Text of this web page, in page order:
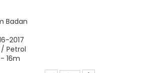
Badan
2017
Petrol
16m